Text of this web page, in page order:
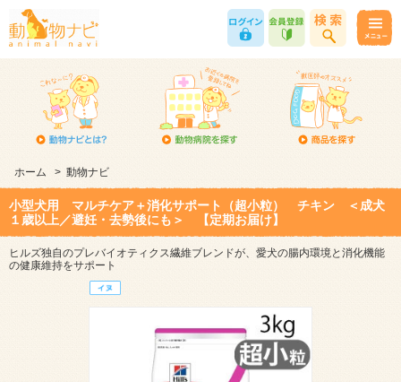
ホーム > 動物ナビ
小型犬用 マルチケア＋消化サポート（超小粒） チキン ＜成犬
１歳以上／避妊・去勢後にも＞ 【定期お届け】
ヒルズ独自のプレバイオティクス繊維ブレンドが、愛犬の腸内環境と消化機能
の健康維持をサポート